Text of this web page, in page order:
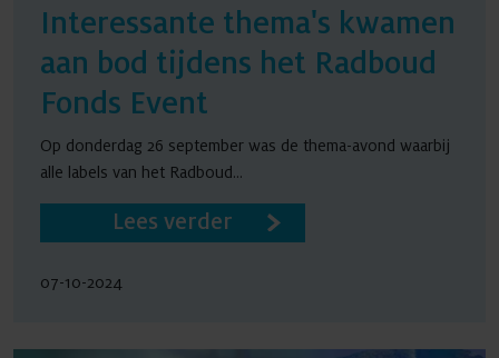
Interessante thema's kwamen
aan bod tijdens het Radboud
Fonds Event
Op donderdag 26 september was de thema-avond waarbij
alle labels van het Radboud...
Lees verder
07-10-2024